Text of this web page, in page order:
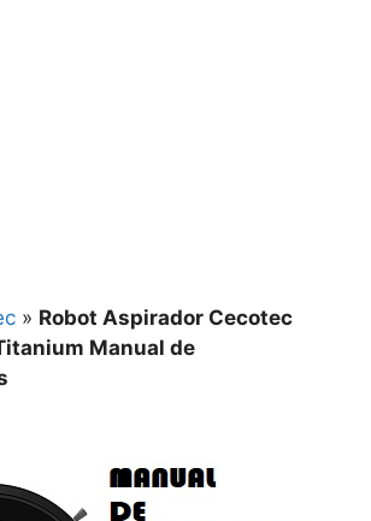
» Robot Aspirador Cecotec
Manual de